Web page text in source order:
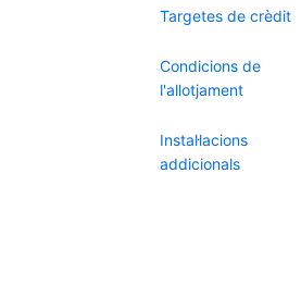
Targetes de crèdit
Condicions de
l'allotjament
Instal·lacions
addicionals